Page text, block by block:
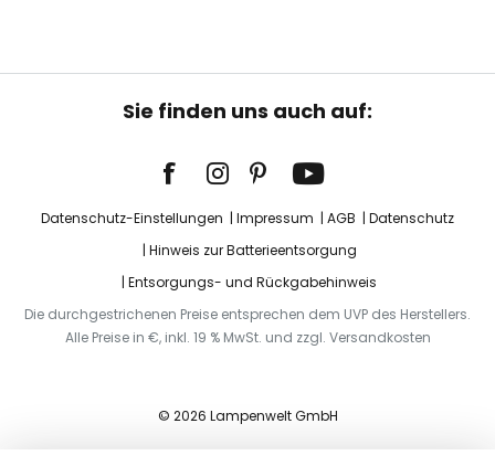
Sie finden uns auch auf:
Datenschutz-Einstellungen Impressum AGB
Datenschutz
Hinweis zur Batterieentsorgung
Entsorgungs- und Rückgabehinweis
Die durchgestrichenen Preise entsprechen dem UVP des Herstellers.
Alle Preise in €, inkl. 19 % MwSt. und zzgl. Versandkosten
© 2026 Lampenwelt GmbH